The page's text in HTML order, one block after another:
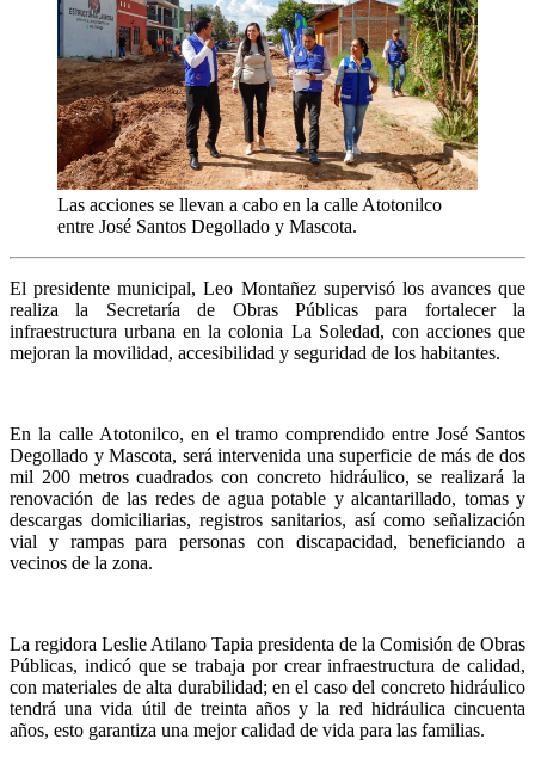
Las acciones se llevan a cabo en la calle Atotonilco
entre José Santos Degollado y Mascota.
El presidente municipal, Leo Montañez supervisó los avances que
realiza la Secretaría de Obras Públicas para fortalecer la
infraestructura urbana en la colonia La Soledad, con acciones que
mejoran la movilidad, accesibilidad y seguridad de los habitantes.
En la calle Atotonilco, en el tramo comprendido entre José Santos
Degollado y Mascota, será intervenida una superficie de más de dos
mil 200 metros cuadrados con concreto hidráulico, se realizará la
renovación de las redes de agua potable y alcantarillado, tomas y
descargas domiciliarias, registros sanitarios, así como señalización
vial y rampas para personas con discapacidad, beneficiando a
vecinos de la zona.
La regidora Leslie Atilano Tapia presidenta de la Comisión de Obras
Públicas, indicó que se trabaja por crear infraestructura de calidad,
con materiales de alta durabilidad; en el caso del concreto hidráulico
tendrá una vida útil de treinta años y la red hidráulica cincuenta
años, esto garantiza una mejor calidad de vida para las familias.